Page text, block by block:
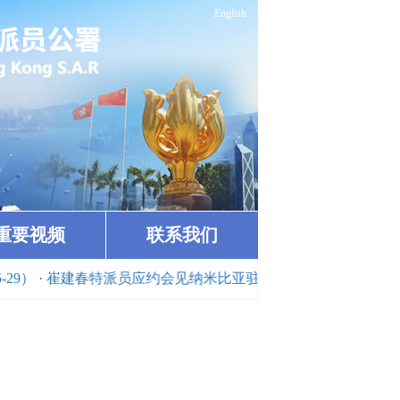
English
要视频 联系我们
崔建春特派员应约会见纳米比亚驻华大使埃姆武拉（2026-05-19